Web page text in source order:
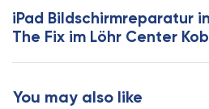
A
r
t
c
x
t
A
r
iPad Bildschirmreparatur
The Fix im Löhr Center
You may also like